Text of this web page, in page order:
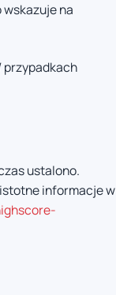
wskazuje na
przypadkach
ustalono.
informacje w